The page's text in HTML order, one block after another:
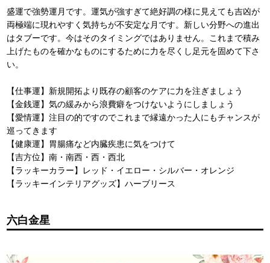
盛運で強勢運月です。運気が強すぎて絶好調の様に見えても吉凶が
両極端に現れやすく気持ちが不安定な月です。新しい分野への進出
はタブーです。今はそのタイミングではありません。これまで積み
上げたものを確かなものにするために力を尽くし足元を固めて下さ
い。
【仕事運】新規開拓より既存の顧客のケアに力を注ぎましょう
【金銭運】気の緩みから浪費癖をつけないようにしましょう
【愛情運】注目の的ですのでこれまで縁遠かった人にもチャンスが
巡ってきます
【健康運】胃腸痛など内臓疾患に気をつけて
【吉方位】南・南西・西・西北
【ラッキーカラー】レッド・イエロー・シルバー・オレンジ
【ラッキーインテリアグッズ】ハーブリース
六白金星